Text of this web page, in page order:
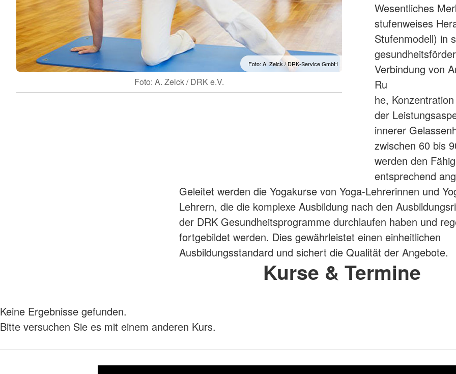
Foto: A. Zelck / DRK-Service GmbH
Foto: A. Zelck / DRK e.V.
Wesentliches
stufenweises
Stufenmodell) in
Verbindung von
Ru
he,
der
innerer
zwischen 60 bis
werden den
entsprechend
Geleitet werden die Yogakurse von Yoga-Lehrerinnen und
Lehrern, die die komplexe Ausbildung nach den
der DRK Gesundheitsprogramme durchlaufen haben und
fortgebildet werden. Dies gewährleistet einen einheitlichen
Ausbildungsstandard und sichert die Qualität der Angebote.
Kurse & Termine
Keine Ergebnisse gefunden.
Bitte versuchen Sie es mit einem anderen Kurs.